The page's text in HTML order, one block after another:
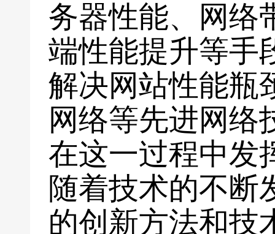
务器性能、网络
端性能提升等手
解决网站性能瓶
网络等先进网络
在这一过程中发
随着技术的不断
的创新方法和技